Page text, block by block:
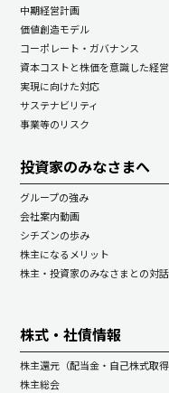
中期経営計画
価値創造モデル
コーポレート・ガバナンス
資本コストと株価を意識した経
実現に向けた対応
サステナビリティ
事業等のリスク
投資家のみなさまへ
グループの強み
会社案内動画
シチズンの歩み
株主になるメリット
株主・投資家のみなさまとの対
株式・社債情報
株主還元（配当金・自己株式取得
株主総会